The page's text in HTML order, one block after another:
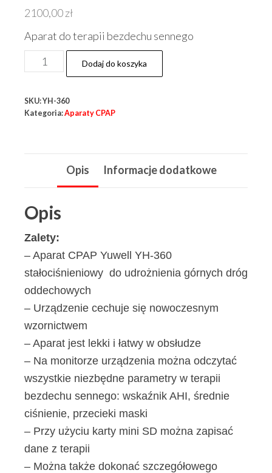
2100,00zł
Aparat do terapii bezdechu sennego
ilość
Aparat
ze
Dodaj do koszyka
SKU:YH-360
Kategoria:Aparaty CPAP
Opis Informacje dodatkowe
Opis
Zalety:
– Aparat CPAP Yuwell YH-360
stałociśnieniowy do udrożnienia górnych dróg
oddechowych
– Urządzenie cechuje się nowoczesnym
wzornictwem
– Aparat jest lekki i łatwy w obsłudze
– Na monitorze urządzenia można odczytać
wszystkie niezbędne parametry w terapii
bezdechu sennego: wskaźnik AHI, średnie
ciśnienie, przecieki maski
– Przy użyciu karty mini SD można zapisać
dane z terapii
– Można także dokonać szczegółowego